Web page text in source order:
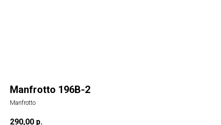
Manfrotto 196B-2
Manfrotto
290,00 р.